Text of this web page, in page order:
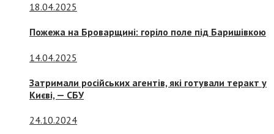
18.04.2025
Пожежа на Броварщині: горіло поле під Баришівкою
14.04.2025
Затримали російських агентів, які готували теракт у
Києві, — СБУ
24.10.2024